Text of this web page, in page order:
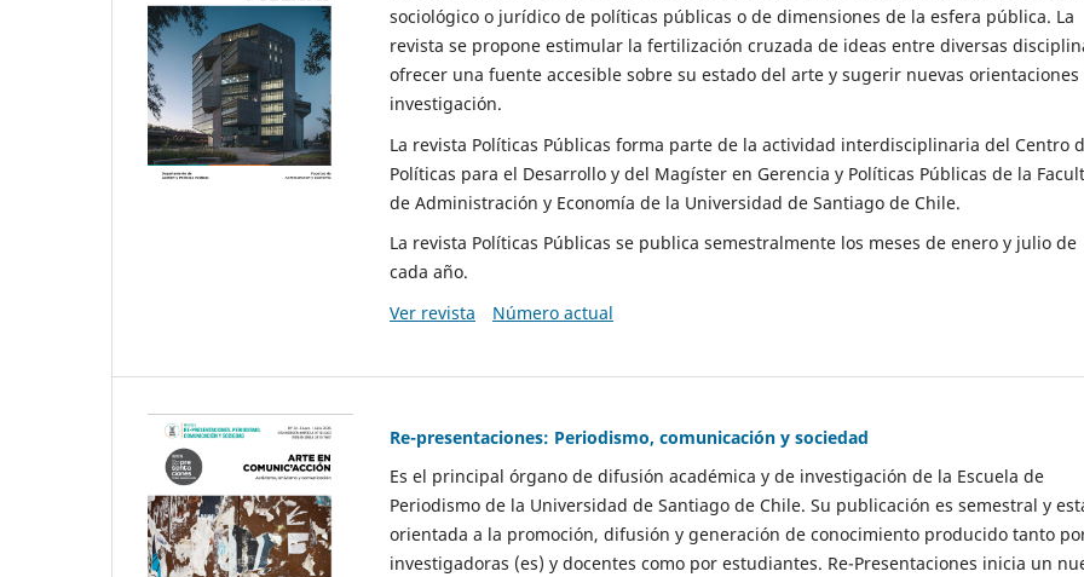
sociológico o jurídico de políticas públicas o de dimensiones de la esfera pública. La
revista se propone estimular la fertilización cruzada de ideas entre diversas
ofrecer una fuente accesible sobre su estado del arte y sugerir nuevas orientaciones
investigación.
La revista Políticas Públicas forma parte de la actividad interdisciplinaria del Centro
Políticas para el Desarrollo y del Magíster en Gerencia y Políticas Públicas de la
de Administración y Economía de la Universidad de Santiago de Chile.
La revista Políticas Públicas se publica semestralmente los meses de enero y julio de
cada año.
Ver revista
Número actual
Re-presentaciones: Periodismo, comunicación y sociedad
Es el principal órgano de difusión académica y de investigación de la Escuela de
Periodismo de la Universidad de Santiago de Chile. Su publicación es semestral y
orientada a la promoción, difusión y generación de conocimiento producido tanto
investigadoras (es) y docentes como por estudiantes. Re-Presentaciones inicia un